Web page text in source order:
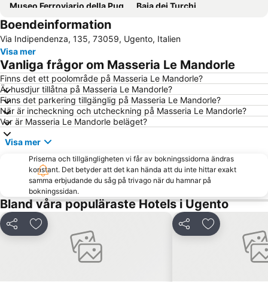
Museo Ferroviario della Puglia
Baia dei Turchi
Porto di Otranto
Lungomare Porto Cesareo
Punta Pizzo beach
Punta della Suina
Marina di Leuca
Spiaggia Alimini
Stazione Ferroviaria di Lecce
Basilica di Santa Croce
Felline
Stadio Via del Mare
Marina di Novaglie
La Sorgente
Parco Naturale Regionale Porto Selvaggio e Palude del Capitano
Santo Stefano
Boendeinformation
Via Indipendenza, 135, 73059, Ugento, Italien
Visa mer
Vanliga frågor om Masseria Le Mandorle
Finns det ett poolområde på Masseria Le Mandorle?
Är husdjur tillåtna på Masseria Le Mandorle?
Finns det parkering tillgänglig på Masseria Le Mandorle?
När är incheckning och utcheckning på Masseria Le Mandorle?
Var är Masseria Le Mandorle beläget?
Visa mer
Priserna och tillgängligheten vi får av bokningssidorna ändras
konstant. Det betyder att det kan hända att du inte hittar exakt
samma erbjudande du såg på trivago när du hamnar på
bokningssidan.
Bland våra populäraste Hotels i Ugento
Dela Lägg till i Mina Favoriter Dela Lägg till i